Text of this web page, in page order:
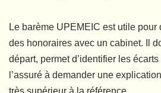
Le barème UPEMEIC est utile pour
des honoraires avec un cabinet. Il
départ, permet d’identifier les
l’assuré à demander une
très supérieur à la référence.